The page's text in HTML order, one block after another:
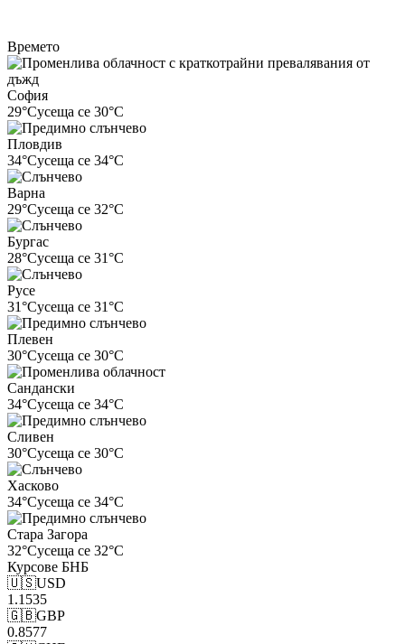
Времето
София
29°Cусеща се 30°C
Пловдив
34°Cусеща се 34°C
Варна
29°Cусеща се 32°C
Бургас
28°Cусеща се 31°C
Русе
31°Cусеща се 31°C
Плевен
30°Cусеща се 30°C
Сандански
34°Cусеща се 34°C
Сливен
30°Cусеща се 30°C
Хасково
34°Cусеща се 34°C
Стара Загора
32°Cусеща се 32°C
Курсове БНБ
🇺🇸USD
1.1535
🇬🇧GBP
0.8577